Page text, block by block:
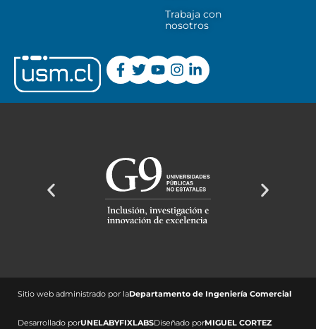
Trabaja con
nosotros
Sitio web administrado por laDepartamento de Ingeniería Comercial ​
Desarrollado porUNELABYFIXLABSDiseñado porMIGUEL CORTEZ